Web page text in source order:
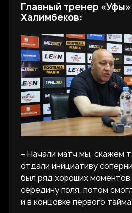
Главный тренер
Халимбеков:
– Начали матч мы, скажем
отдали инициативу
был ряд хороших
середину поля, потом
и в концовке первого